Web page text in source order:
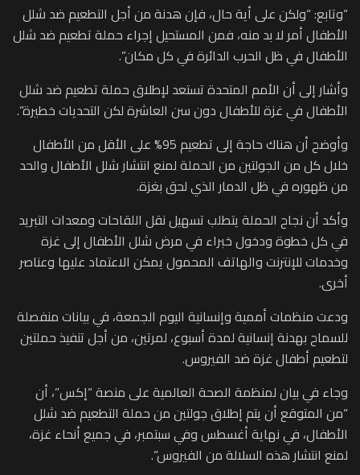
“وتابع: “ولكن على أية حال، فإن هدنة من أجل التطعيم ضد شلل
الأطفال أمر لا بد منه، فمن المستحيل إجراء حملة تطعيم ضد شلل
الأطفال في ظل الحرب الدائرة في كل مكان”.
وأشار إلى أن الأمم المتحدة تستعد لإطلاق حملة تطعيم ضد شلل
الأطفال في غزة للأطفال دون سن العاشرة لكن التحديات خطيرة”.
وأوضح أن هناك حاجة إلى تطعيم 95% على الأقل من الأطفال
خلال كل من الجولتين من الحملة لمنع انتشار شلل الأطفال والحد
من ظهوره في ظل الدمار الذي لحق بغزة.
وأكد أن نجاح الحملة يتطلب تسهيل نقل اللقاحات ومعدات التبريد
في كل خطوة ودخول خبراء في مرض شلل الأطفال إلى غزة
وخدمات للإنترنت والهاتف المحمول يمكن الاعتماد عليها وعناصر
أخرى.
ودعت منظمات أممية وإنسانية اليوم الجمعة، في بيانات منفصلة
للسماح بهدنة إنسانية لمدة أسبوع، لمرتين، من أجل تنفيذ حملتين
لتطعيم أطفال غزة ضد الفيروس.
وجاء في بيان لمنظمة الصحة العالمية على منصة “إكس”، أن
“من المتوقع أن يتم إطلاق جولتين من حملة التطعيم ضد شلل
الأطفال، في نهاية أغسطس وفي سبتمبر، في جميع أنحاء غزة،
لمنع انتشار هذه السلالة من الفيروس”.